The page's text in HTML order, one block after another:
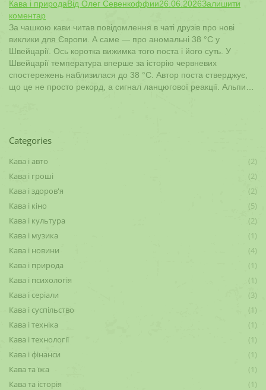
Кава і природаВід Олег Севенкоффии26.06.2026Залишити
коментар
За чашкою кави читав повідомлення в чаті друзів про нові
виклики для Європи. А саме — про аномальні 38 °C у
Швейцарії. Ось коротка вижимка того поста і його суть. У
Швейцарії температура вперше за історію червневих
спостережень наблизилася до 38 °C. Автор поста стверджує,
що це не просто рекорд, а сигнал ланцюгової реакції. Альпи…
Categories
Кава і авто
(2)
Кава і гроші
(2)
Кава і здоров'я
(2)
Кава і кіно
(5)
Кава і культура
(2)
Кава і музика
(1)
Кава і новини
(4)
Кава і природа
(1)
Кава і психологія
(1)
Кава і серіали
(3)
Кава і суспільство
(1)
Кава і техніка
(1)
Кава і технології
(1)
Кава і фінанси
(1)
Кава та їжа
(1)
Кава та історія
(1)